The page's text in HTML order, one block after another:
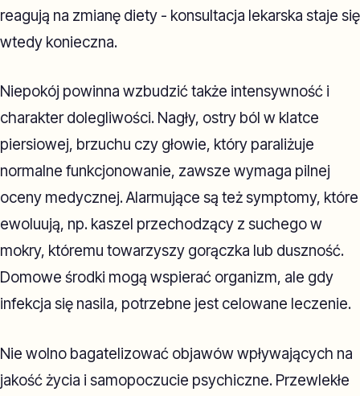
reagują na zmianę diety - konsultacja lekarska staje się
wtedy konieczna.
Niepokój powinna wzbudzić także intensywność i
charakter dolegliwości. Nagły, ostry ból w klatce
piersiowej, brzuchu czy głowie, który paraliżuje
normalne funkcjonowanie, zawsze wymaga pilnej
oceny medycznej. Alarmujące są też symptomy, które
ewoluują, np. kaszel przechodzący z suchego w
mokry, któremu towarzyszy gorączka lub duszność.
Domowe środki mogą wspierać organizm, ale gdy
infekcja się nasila, potrzebne jest celowane leczenie.
Nie wolno bagatelizować objawów wpływających na
jakość życia i samopoczucie psychiczne. Przewlekłe